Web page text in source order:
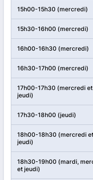
15h00-15h30 (mercredi)
15h30-16h00 (mercredi)
16h00-16h30 (mercredi)
16h30-17h00 (mercredi)
17h00-17h30 (mercredi et
jeudi)
17h30-18h00 (jeudi)
18h00-18h30 (mercredi et
jeudi)
18h30-19h00 (mardi,
et jeudi)